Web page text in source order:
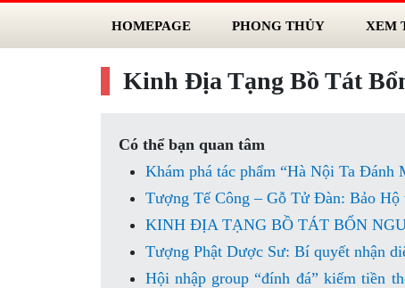
HOMEPAGE PHONG THỦY XEM
Kinh Địa Tạng Bồ Tát
Có thể bạn quan tâm
Khám phá tác phẩm “Hà Nội Ta
Tượng Tế Công – Gỗ Tử Đàn: Bảo Hộ
KINH ÐỊA TẠNG BỒ TÁT BỔN
Tượng Phật Dược Sư: Bí quyết nhận
Hội nhập group “đính đá” kiếm tiền